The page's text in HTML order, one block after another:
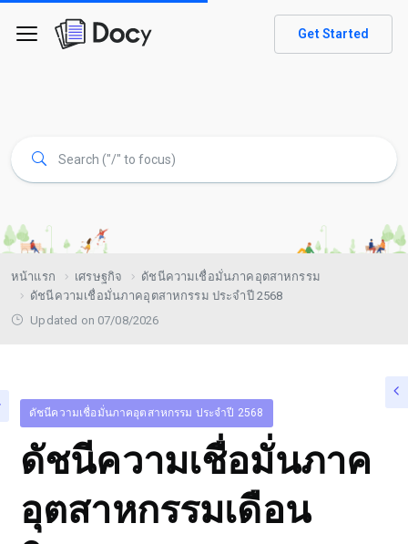
Get Started
หน้าแรก เศรษฐกิจ
ดัชนีความเชื่อมั่นภาคอุตสาหกรรม
ดัชนีความเชื่อมั่นภาคอุตสาหกรรม ประจำปี 2568
Updated on 07/08/2026
ดัชนีความเชื่อมั่นภาคอุตสาหกรรม ประจำปี 2568
ดัชนีความเชื่อมั่นภาค
อุตสาหกรรมเดือน